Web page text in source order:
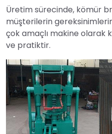
Üretim sürecinde, kömür
müşterilerin
çok amaçlı makine olarak
ve pratiktir.